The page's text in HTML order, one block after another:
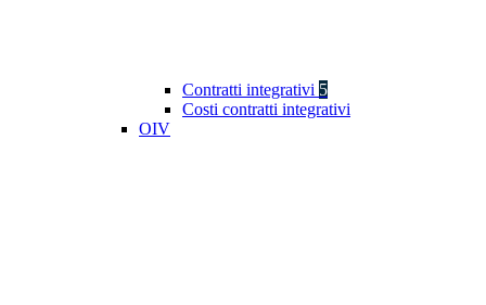
Contratti integrativi 5
Costi contratti integrativi
OIV